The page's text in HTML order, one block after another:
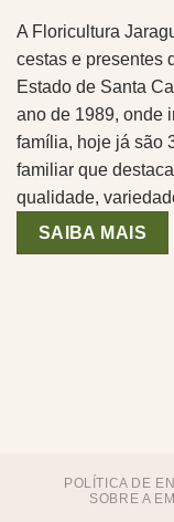
A Floricultura
cestas e presentes
Estado de Santa
ano de 1989, onde
família, hoje já são
familiar que
qualidade,
SAIBA MAIS
POLÍTICA DE
SOBRE A